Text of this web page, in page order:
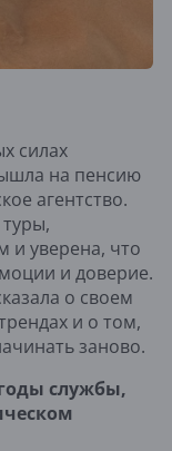
силах
на пенсию
агентство.
и уверена, что
и доверие.
о своем
и о том,
заново.
службы,